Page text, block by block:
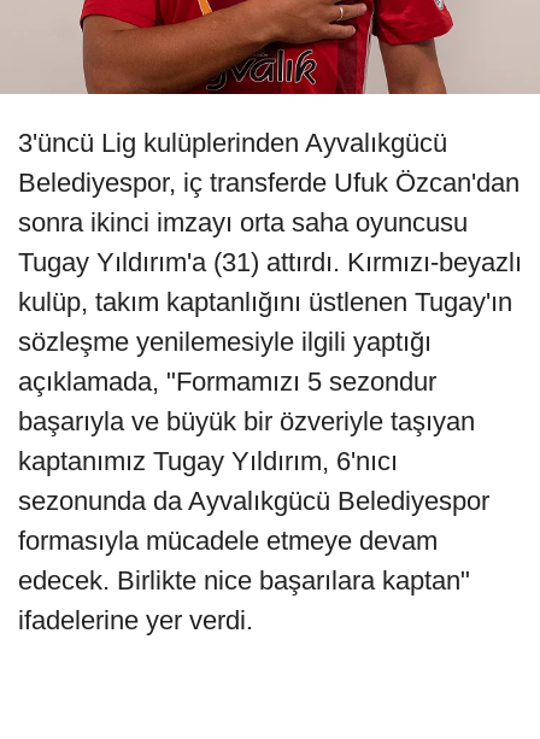
3'üncü Lig kulüplerinden Ayvalıkgücü
Belediyespor, iç transferde Ufuk Özcan'dan
sonra ikinci imzayı orta saha oyuncusu
Tugay Yıldırım'a (31) attırdı. Kırmızı-beyazlı
kulüp, takım kaptanlığını üstlenen Tugay'ın
sözleşme yenilemesiyle ilgili yaptığı
açıklamada, "Formamızı 5 sezondur
başarıyla ve büyük bir özveriyle taşıyan
kaptanımız Tugay Yıldırım, 6'nıcı
sezonunda da Ayvalıkgücü Belediyespor
formasıyla mücadele etmeye devam
edecek. Birlikte nice başarılara kaptan"
ifadelerine yer verdi.